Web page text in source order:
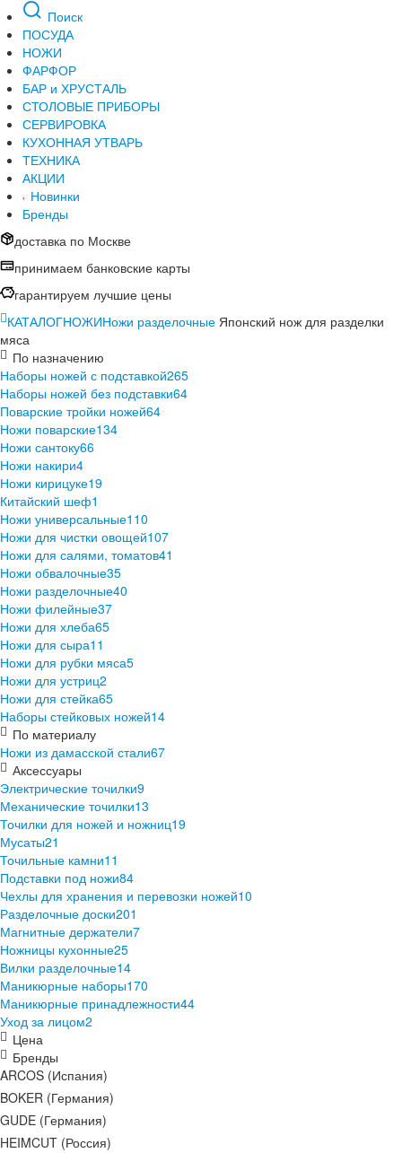
Поиск
ПОСУДА
НОЖИ
ФАРФОР
БАР и ХРУСТАЛЬ
СТОЛОВЫЕ ПРИБОРЫ
СЕРВИРОВКА
КУХОННАЯ УТВАРЬ
ТЕХНИКА
АКЦИИ
Новинки
Бренды
доставка по Москве
принимаем банковские карты
гарантируем лучшие цены
КАТАЛОГНОЖИНожи разделочные Японский нож для разделки
мяса
По назначению
Наборы ножей с подставкой265
Наборы ножей без подставки64
Поварские тройки ножей64
Ножи поварские134
Ножи сантоку66
Ножи накири4
Ножи кирицуке19
Китайский шеф1
Ножи универсальные110
Ножи для чистки овощей107
Ножи для салями, томатов41
Ножи обвалочные35
Ножи разделочные40
Ножи филейные37
Ножи для хлеба65
Ножи для сыра11
Ножи для рубки мяса5
Ножи для устриц2
Ножи для стейка65
Наборы стейковых ножей14
По материалу
Ножи из дамасской стали67
Аксессуары
Электрические точилки9
Механические точилки13
Точилки для ножей и ножниц19
Мусаты21
Точильные камни11
Подставки под ножи84
Чехлы для хранения и перевозки ножей10
Разделочные доски201
Магнитные держатели7
Ножницы кухонные25
Вилки разделочные14
Маникюрные наборы170
Маникюрные принадлежности44
Уход за лицом2
Цена
Бренды
ARCOS (Испания)
BOKER (Германия)
GUDE (Германия)
HEIMCUT (Россия)